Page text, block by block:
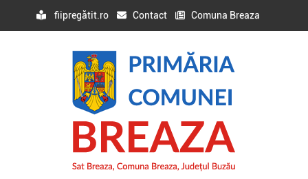
fiipregătit.ro Contact Comuna Breaza